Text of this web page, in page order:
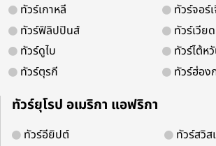
จองออ
ทัวร์เกาหลี
ทัวร์ฟิลิปปินส์
ทัวร์ดูไบ
ทัวร์ตุรกี
ทัวร์จอร์
ทัวร์เวีย
ทัวร์ไต้ห
ทัวร์ฮ่อง
ทัวร์ยุโรป อเมริกา แอฟริกา
ทัวร์อียิปต์
ทัวร์สวิส